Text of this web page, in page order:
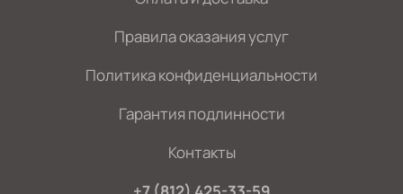
Правила оказания услуг
Политика конфиденциальности
Гарантия подлинности
Контакты